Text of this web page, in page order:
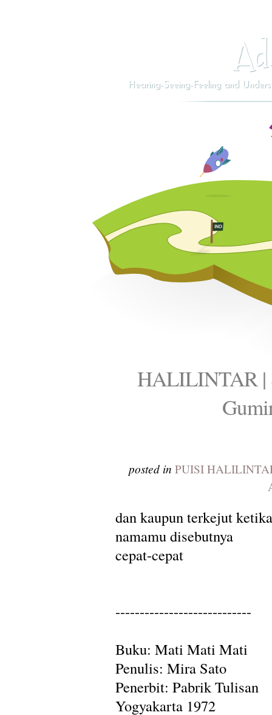
Hearing-Seeing-Feeling and
HALILINTAR |
posted in PUISI
dan kaupun terkejut
namamu disebutnya
cepat-cepat
----------------------------
Buku: Mati Mati Mati
Penulis: Mira Sato
Penerbit: Pabrik Tulisan
Yogyakarta 1972